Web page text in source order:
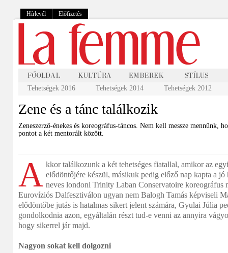
Hírlevél Előfizetés
Tehetségek 2016 Tehetségek 2014 Tehetségek 2012
Zene és a tánc találkozik
Zeneszerző-énekes és koreográfus-táncos. Nem kell messze mennünk,
pontot a két mentorált között.
A kkor találkozunk a két tehetséges fiatallal, amikor az
elődöntőjére készül, másikuk pedig előző nap kapta a
neves londoni Trinity Laban Conservatoire koreográfus
Eurovíziós Dalfesztiválon ugyan nem Balogh Tamás képviseli
elődöntőbe jutás is hatalmas sikert jelent számára, Gyulai Júlia
gondolkodnia azon, egyáltalán részt tud-e venni az annyira
hogy sikerrel jár majd.
Nagyon sokat kell dolgozni